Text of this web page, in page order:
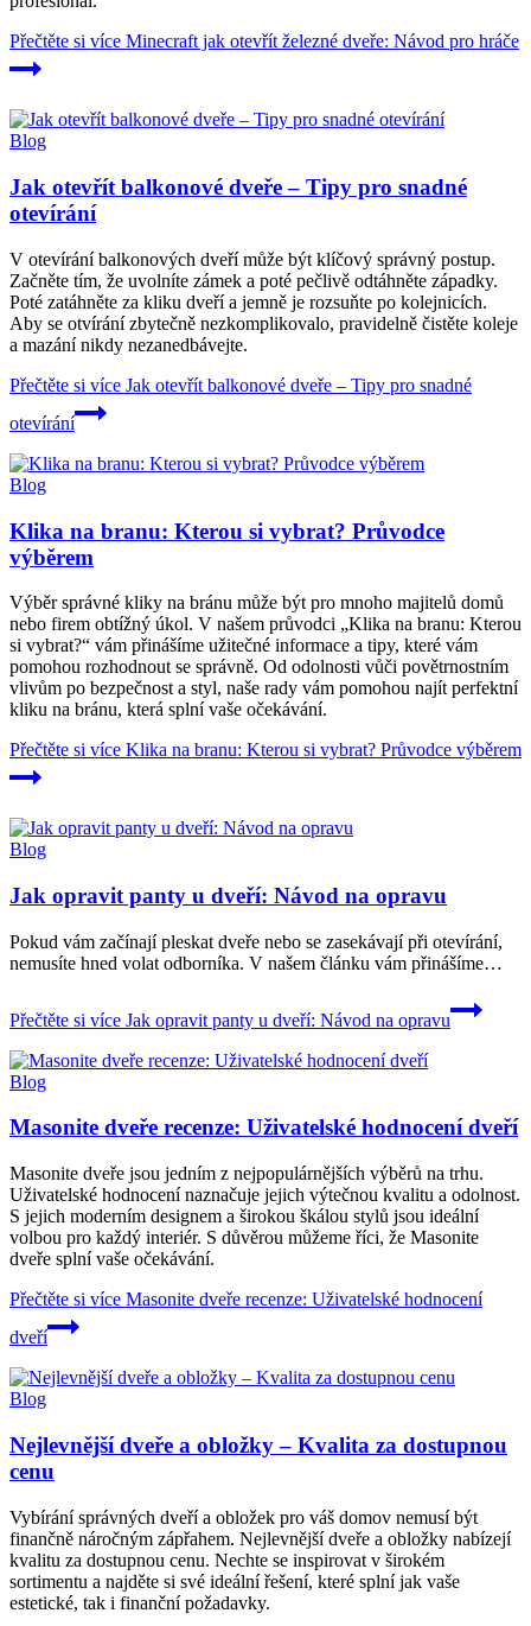
Přečtěte si více Minecraft jak otevřít železné dveře: Návod pro hráče
Blog
Jak otevřít balkonové dveře – Tipy pro snadné
otevírání
V otevírání balkonových dveří může být klíčový správný postup.
Začněte tím, že uvolníte zámek a poté pečlivě odtáhněte západky.
Poté zatáhněte za kliku dveří a jemně je rozsuňte po kolejnicích.
Aby se otvírání zbytečně nezkomplikovalo, pravidelně čistěte koleje
a mazání nikdy nezanedbávejte.
Přečtěte si více Jak otevřít balkonové dveře – Tipy pro snadné
otevírání
Blog
Klika na branu: Kterou si vybrat? Průvodce
výběrem
Výběr správné kliky na bránu může být pro mnoho majitelů domů
nebo firem obtížný úkol. V našem průvodci „Klika na branu: Kterou
si vybrat?“ vám přinášíme užitečné informace a tipy, které vám
pomohou rozhodnout se správně. Od odolnosti vůči povětrnostním
vlivům po bezpečnost a styl, naše rady vám pomohou najít perfektní
kliku na bránu, která splní vaše očekávání.
Přečtěte si více Klika na branu: Kterou si vybrat? Průvodce výběrem
Blog
Jak opravit panty u dveří: Návod na opravu
Pokud vám ‍začínají pleskat​ dveře nebo se zasekávají ⁤při otevírání,
nemusíte ⁢hned⁣ volat odborníka.⁤ V ⁣našem článku vám přinášíme…
Přečtěte si více Jak opravit panty u dveří: Návod na opravu
Blog
Masonite dveře recenze: Uživatelské hodnocení dveří
Masonite dveře jsou jedním z nejpopulárnějších výběrů na trhu.
Uživatelské hodnocení naznačuje jejich výtečnou kvalitu a odolnost.
S jejich moderním designem a širokou škálou stylů jsou ideální
volbou pro každý interiér. S důvěrou můžeme říci, že Masonite
dveře splní vaše očekávání.
Přečtěte si více Masonite dveře recenze: Uživatelské hodnocení
dveří
Blog
Nejlevnější dveře a obložky – Kvalita za dostupnou
cenu
Vybírání správných dveří a obložek pro váš domov nemusí být
finančně náročným zápřahem. Nejlevnější dveře a obložky nabízejí
kvalitu za dostupnou cenu. Nechte se inspirovat v širokém
sortimentu a najděte si své ideální řešení, které splní jak vaše
estetické, tak i finanční požadavky.